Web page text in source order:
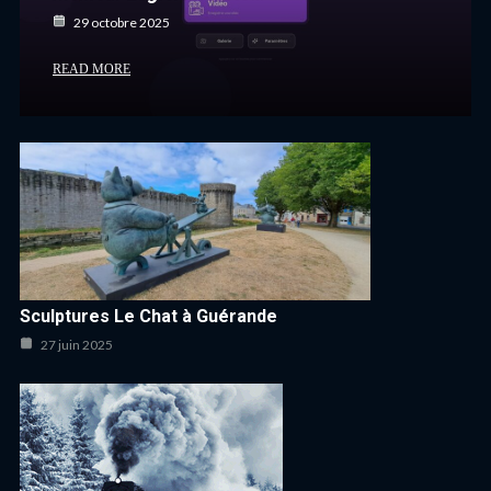
29 octobre 2025
READ MORE
Sculptures Le Chat à Guérande
27 juin 2025